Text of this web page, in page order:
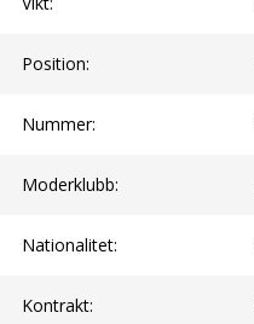
Position:
Nummer:
Moderklubb:
Nationalitet:
Kontrakt: